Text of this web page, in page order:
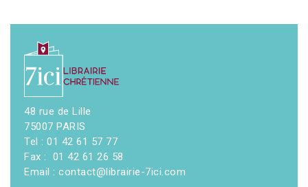
48 rue de Lille
75007 PARIS
Tel : 01 42 61 57 77
Fax : 01 42 61 26 58
Email : contact@librairie-7ici.com